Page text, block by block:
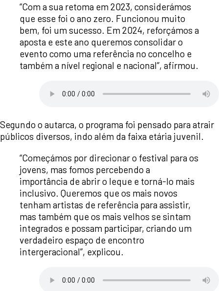
“Com a sua retoma em 2023, considerámos
que esse foi o ano zero. Funcionou muito
bem, foi um sucesso. Em 2024, reforçámos a
aposta e este ano queremos consolidar o
evento como uma referência no concelho e
também a nível regional e nacional”, afirmou.
Segundo o autarca, o programa foi pensado para atrair
públicos diversos, indo além da faixa etária juvenil.
“Começámos por direcionar o festival para os
jovens, mas fomos percebendo a
importância de abrir o leque e torná-lo mais
inclusivo. Queremos que os mais novos
tenham artistas de referência para assistir,
mas também que os mais velhos se sintam
integrados e possam participar, criando um
verdadeiro espaço de encontro
intergeracional”, explicou.